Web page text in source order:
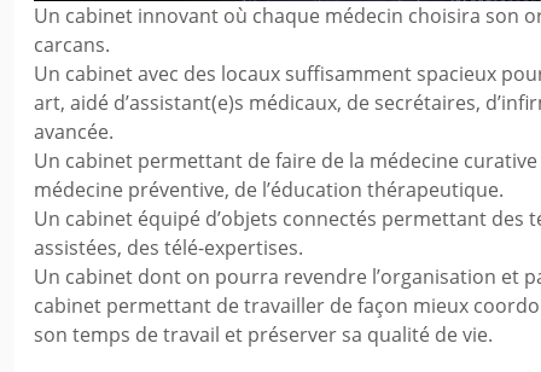
Un cabinet innovant où chaque médecin choisira son
carcans.
Un cabinet avec des locaux suffisamment spacieux
art, aidé d’assistant(e)s médicaux, de secrétaires,
avancée.
Un cabinet permettant de faire de la médecine
médecine préventive, de l’éducation thérapeutique.
Un cabinet équipé d’objets connectés permettant des
assistées, des télé-expertises.
Un cabinet dont on pourra revendre l’organisation et
cabinet permettant de travailler de façon mieux
son temps de travail et préserver sa qualité de vie.